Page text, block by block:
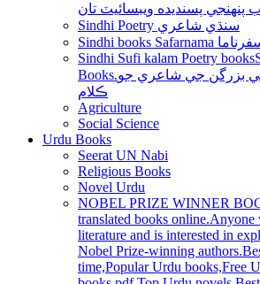
پنھنجي پسنديده ويبسائيٽ تان
Sindhi Poetry سنڌي شاعري
Sindhi Sufi kalam Poetry books
Books.سنڌي ڪتاب صوفي بزرگن جي شاعري جو
ڪلام
Agriculture
Social Science
Urdu Books
Seerat UN Nabi
Religious Books
Novel Urdu
NOBEL PRIZE WINNER
translated books online.Anyone
literature and is interested in
Nobel Prize-winning
time,Popular Urdu books,Free